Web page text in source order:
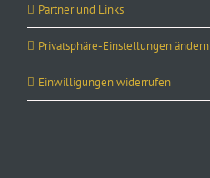
Partner und Links
Privatsphäre-Einstellungen ändern
Einwilligungen widerrufen